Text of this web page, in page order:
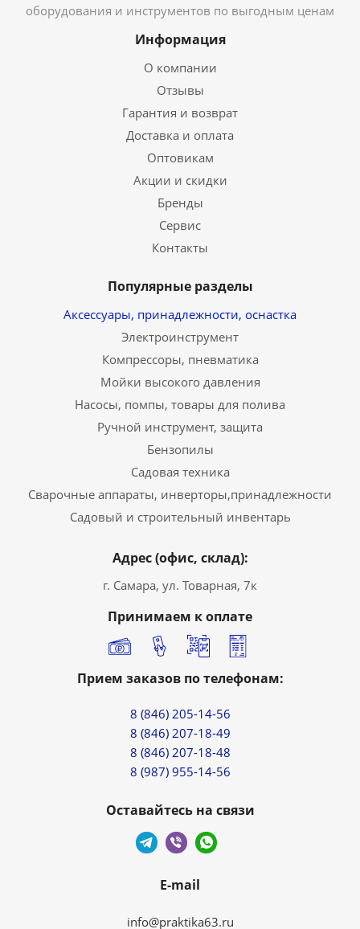
оборудования и инструментов по выгодным ценам
Информация
О компании
Отзывы
Гарантия и возврат
Доставка и оплата
Оптовикам
Акции и скидки
Бренды
Сервис
Контакты
Популярные разделы
Аксессуары, принадлежности, оснастка
Электроинструмент
Компрессоры, пневматика
Мойки высокого давления
Насосы, помпы, товары для полива
Ручной инструмент, защита
Бензопилы
Садовая техника
Сварочные аппараты, инверторы,принадлежности
Садовый и строительный инвентарь
Адрес (офис, склад):
г. Самара, ул. Товарная, 7к
Принимаем к оплате
Прием заказов по телефонам:
8 (846) 205-14-56
8 (846) 207-18-49
8 (846) 207-18-48
8 (987) 955-14-56
Оставайтесь на связи
E-mail
info@praktika63.ru